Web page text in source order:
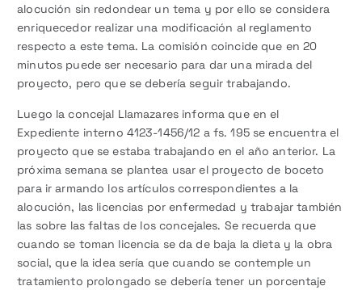
alocución sin redondear un tema y por ello se considera
enriquecedor realizar una modificación al reglamento
respecto a este tema. La comisión coincide que en 20
minutos puede ser necesario para dar una mirada del
proyecto, pero que se debería seguir trabajando.
Luego la concejal Llamazares informa que en el
Expediente interno 4123-1456/12 a fs. 195 se encuentra el
proyecto que se estaba trabajando en el año anterior. La
próxima semana se plantea usar el proyecto de boceto
para ir armando los artículos correspondientes a la
alocución, las licencias por enfermedad y trabajar también
las sobre las faltas de los concejales. Se recuerda que
cuando se toman licencia se da de baja la dieta y la obra
social, que la idea sería que cuando se contemple un
tratamiento prolongado se debería tener un porcentaje